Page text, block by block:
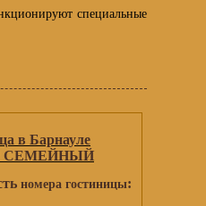
специальные
в Барнауле
СЕМЕЙНЫЙ
номера гостиницы: